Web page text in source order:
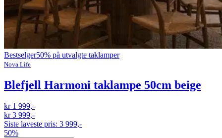
Bestselger50% på utvalgte taklamper
Nova Life
Blefjell Harmoni taklampe 50cm beige
kr 1 999,-
kr 3 999,-
Siste laveste pris: 3 999,-
50%